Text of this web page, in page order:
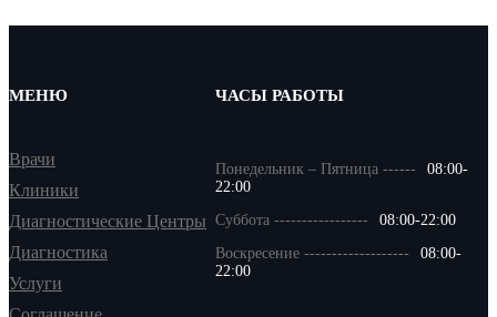
МЕНЮ
Врачи
Клиники
Диагностические Центры
Диагностика
Услуги
ЧАСЫ РАБОТЫ
Понедельник – Пятница ------
08:00-
22:00
Суббота -----------------
08:00-22:00
Воскресение -------------------
08:00-
22:00